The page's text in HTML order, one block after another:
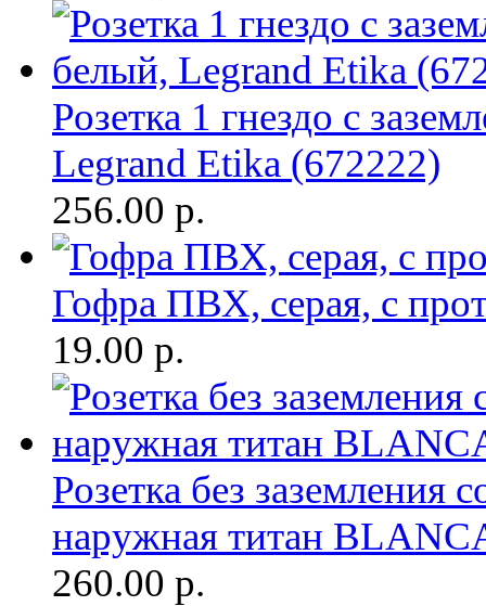
Розетка 1 гнездо с
Legrand Etika (672222)
256.00 р.
Гофра ПВХ, серая, с
19.00 р.
Розетка без
наружная титан
260.00 р.